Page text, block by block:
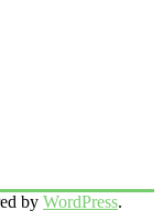
by WordPress.